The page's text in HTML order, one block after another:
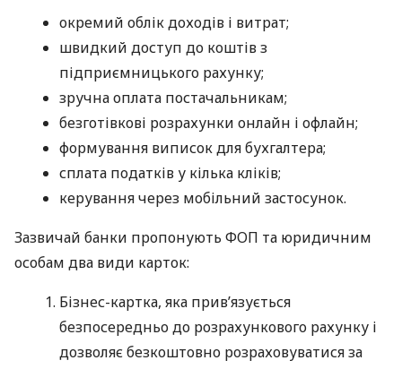
окремий облік доходів і витрат;
швидкий доступ до коштів з
підприємницького рахунку;
зручна оплата постачальникам;
безготівкові розрахунки онлайн і офлайн;
формування виписок для бухгалтера;
сплата податків у кілька кліків;
керування через мобільний застосунок.
Зазвичай банки пропонують ФОП та юридичним
особам два види карток:
Бізнес-картка, яка прив’язується
безпосередньо до розрахункового рахунку і
дозволяє безкоштовно розраховуватися за